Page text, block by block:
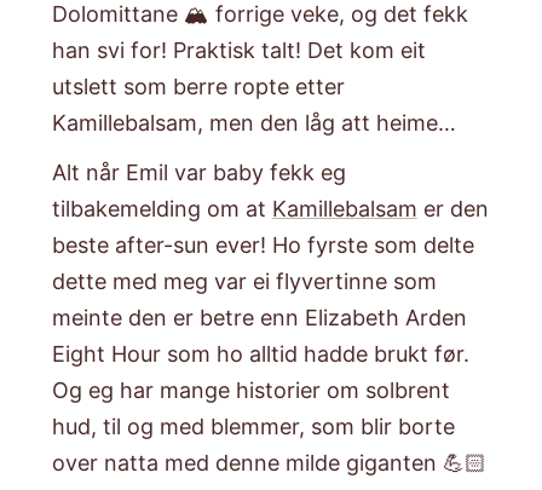
Dolomittane 🏔️ forrige veke, og det fekk
han svi for! Praktisk talt! Det kom eit
utslett som berre ropte etter
Kamillebalsam, men den låg att heime…
Alt når Emil var baby fekk eg
tilbakemelding om at Kamillebalsam er den
beste after-sun ever! Ho fyrste som delte
dette med meg var ei flyvertinne som
meinte den er betre enn Elizabeth Arden
Eight Hour som ho alltid hadde brukt før.
Og eg har mange historier om solbrent
hud, til og med blemmer, som blir borte
over natta med denne milde giganten 💪🏻